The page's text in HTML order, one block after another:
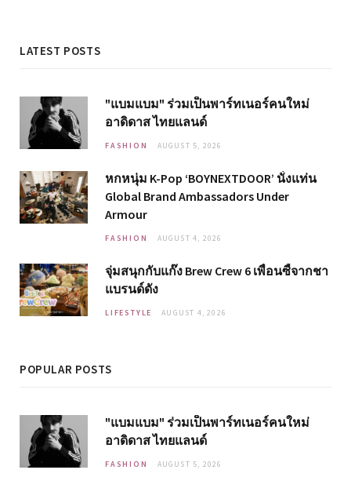
LATEST POSTS
"แบมแบม" ร่วมเป็นพาร์ทเนอร์คนใหม่
อาดิดาส ไทยแลนด์
FASHION AUGUST 5, 2026
หกหนุ่ม K-Pop ‘BOYNEXTDOOR’ นั่งแท่น
Global Brand Ambassadors Under
Armour
FASHION AUGUST 4, 2026
จุ่มสนุกกับแก๊ง Brew Crew 6 เพื่อนซี้จากชา
แบรนด์ดัง
LIFESTYLE AUGUST 4, 2026
POPULAR POSTS
"แบมแบม" ร่วมเป็นพาร์ทเนอร์คนใหม่
อาดิดาส ไทยแลนด์
FASHION AUGUST 5, 2026